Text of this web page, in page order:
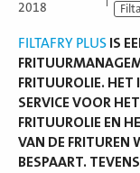
2018
FILTAFRY PLUS IS
FRITUUROLIE. HET
SERVICE VOOR
FRITUUROLIE EN
VAN DE FRITUREN
BESPAART.